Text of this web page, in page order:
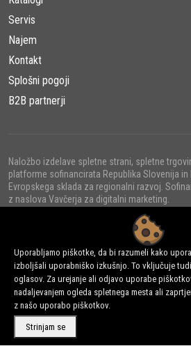
Uporabljamo piškotke, da bi razumeli kako
izboljšali uporabniško izkušnjo. To vključuje
oglasov. Za urejanje ali odjavo uporabe
nadaljevanjem ogleda spletnega mesta ali
z našo uporabo piškotkov.
Strinjam se
Servis
Najem
Kontakt
Splošni pogoji
B2B partnerji
Naložbo izdelave spletne strani, spletne
platforme sofinancirata Republika Slovenija in
Evropskega sklada za regionalni razvoj.
z naslova Vavčerja za digitalni marketing.
© 2022 - URNI d.o.o., Vse pravice pridržane.